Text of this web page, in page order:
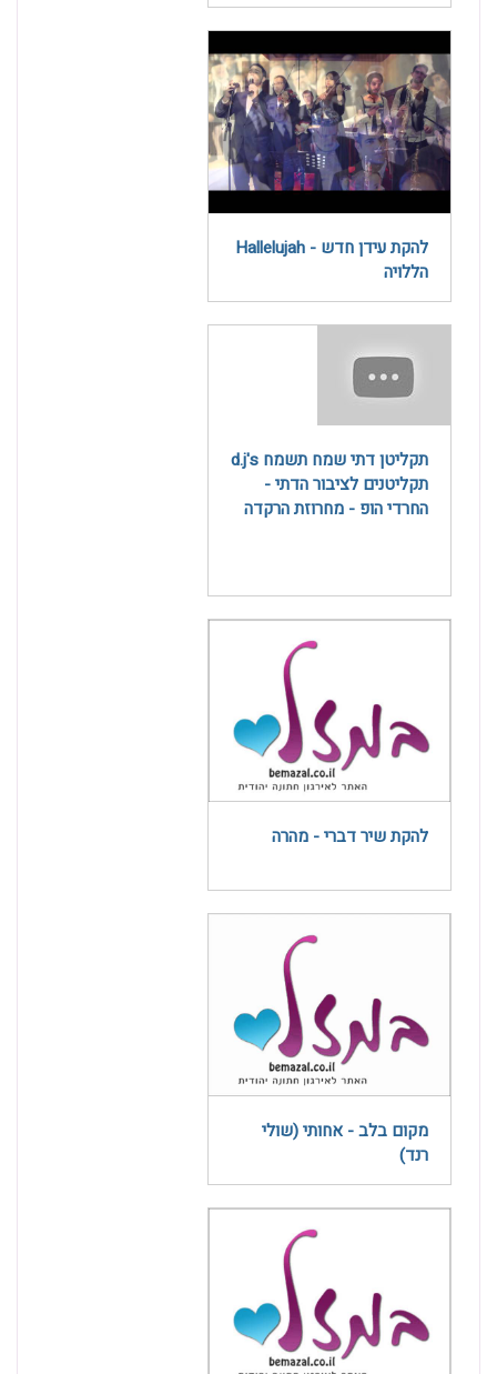
להקת עידן חדש - Hallelujah
הללויה
תקליטן דתי שמח תשמח d.j's
תקליטנים לציבור הדתי -
החרדי הופ - מחרוזת הרקדה
להקת שיר דברי - מהרה
מקום בלב - אחותי (שולי
רנד)